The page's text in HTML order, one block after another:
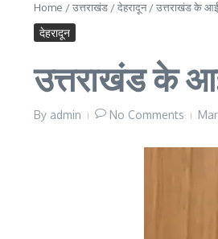
Home /उत्तराखंड /देहरादून/उत्तराखंड के
देहरादून
उत्तराखंड के
By admin No Comments